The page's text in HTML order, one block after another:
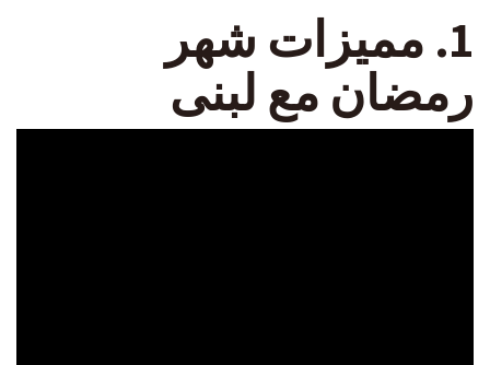
1. مميزات شهر
رمضان مع لبنى